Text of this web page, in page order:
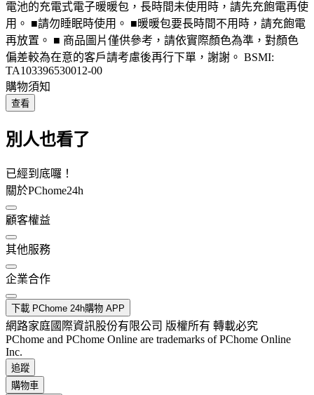
電池的充電式電子暖暖包，長時間未使用時，請先充飽電再使
用。 ■請勿睡眠時使用。 ■暖暖包要長時間不用時，請充飽電
再放置。 ■ 商品圖片僅供參考，請依實際顏色為準，對顏色
偏差較為在意的客戶請考慮後再行下單，謝謝。 BSMI:
TA103396530012-00
購物須知
查看
別人也看了
已經到底囉！
關於PChome24h
顧客權益
其他服務
企業合作
下載 PChome 24h購物 APP
網路家庭國際資訊股份有限公司 版權所有 轉載必究
PChome and PChome Online are trademarks of PChome Online
Inc.
追蹤
購物車